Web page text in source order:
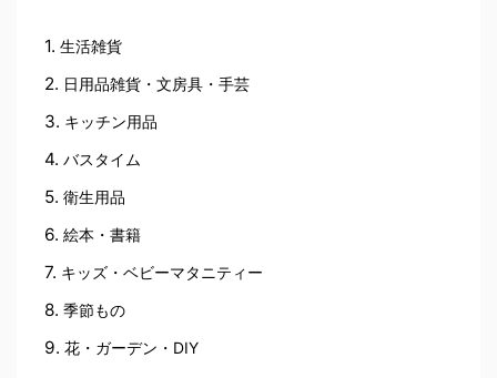
生活雑貨
日用品雑貨・文房具・手芸
キッチン用品
バスタイム
衛生用品
絵本・書籍
キッズ・ベビーマタニティー
季節もの
花・ガーデン・DIY